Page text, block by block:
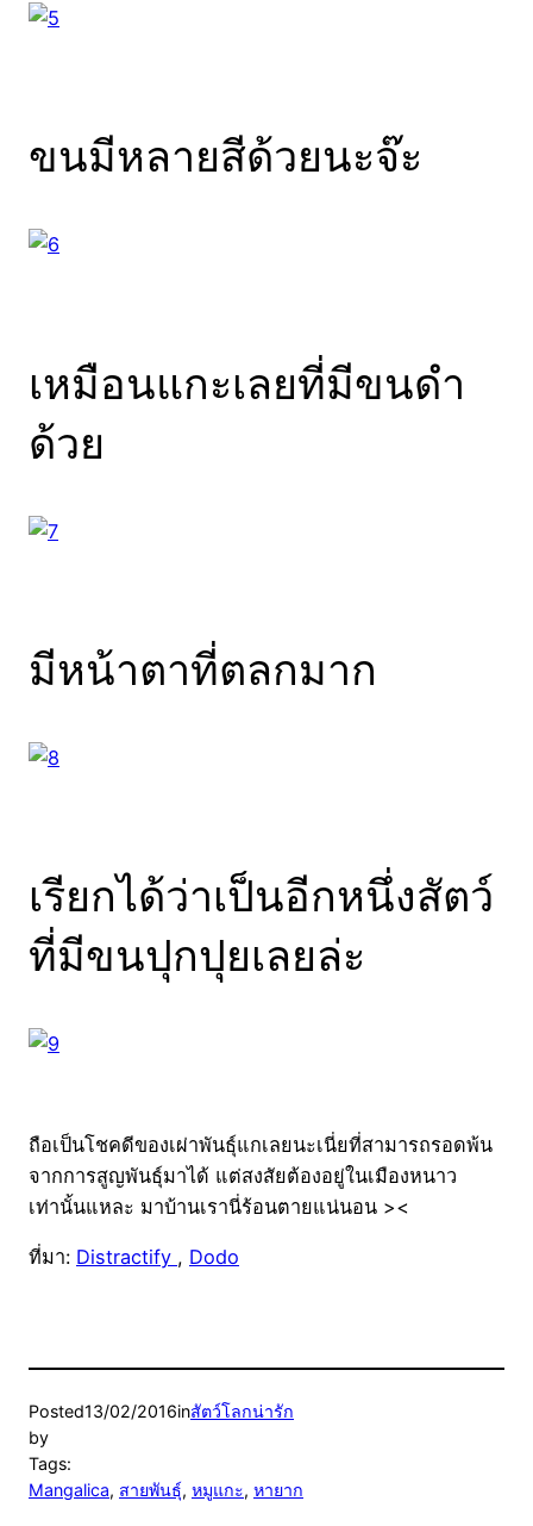
ขนมีหลายสีด้วยนะจ๊ะ
เหมือนแกะเลยที่มีขนดำ
ด้วย
มีหน้าตาที่ตลกมาก
เรียกได้ว่าเป็นอีกหนึ่งสัตว์
ที่มีขนปุกปุยเลยล่ะ
ถือเป็นโชคดีของเผ่าพันธุ์แกเลยนะเนี่ยที่สามารถรอดพ้น
จากการสูญพันธุ์มาได้ แต่สงสัยต้องอยู่ในเมืองหนาว
เท่านั้นแหละ มาบ้านเรานี่ร้อนตายแน่นอน ><
ที่มา: Distractify , Dodo
Posted13/02/2016inสัตว์โลกน่ารัก
by
Tags:
Mangalica, สายพันธุ์, หมูแกะ, หายาก